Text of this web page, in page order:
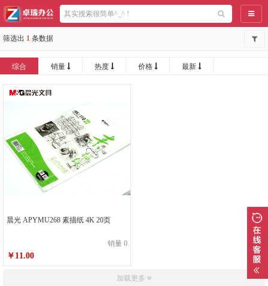
导航
筛选出 1 条数据
综合 销量 热度 价格 最新
晨光 APYMU268 素描纸 4K 20页
销量 0
￥11.00
加载更多